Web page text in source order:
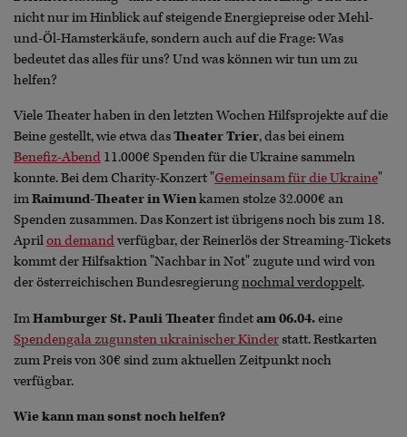
nicht nur im Hinblick auf steigende Energiepreise oder Mehl-
und-Öl-Hamsterkäufe, sondern auch auf die Frage: Was
bedeutet das alles für uns? Und was können wir tun um zu
helfen?
Viele Theater haben in den letzten Wochen Hilfsprojekte auf die
Beine gestellt, wie etwa dasTheater Trier, das bei einem
Benefiz-Abend 11.000€ Spenden für die Ukraine sammeln
konnte. Bei dem Charity-Konzert "Gemeinsam für die Ukraine"
imRaimund-Theater in Wienkamen stolze 32.000€ an
Spenden zusammen. Das Konzert ist übrigens noch bis zum 18.
Aprilon demandverfügbar, der Reinerlös der Streaming-Tickets
kommt der Hilfsaktion "Nachbar in Not" zugute und wird von
der österreichischen Bundesregierungnochmal verdoppelt.
ImHamburger St. Pauli Theaterfindetam 06.04.eine
Spendengala zugunsten ukrainischer Kinderstatt. Restkarten
zum Preis von 30€ sind zum aktuellen Zeitpunkt noch
verfügbar.
Wie kann man sonst noch helfen?